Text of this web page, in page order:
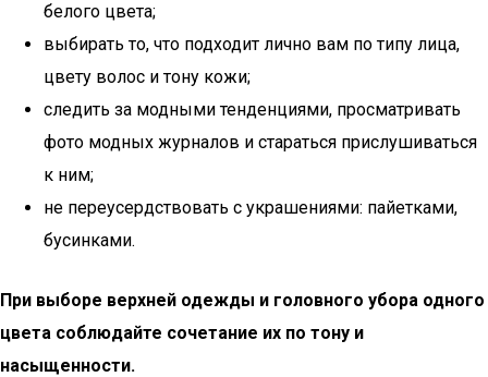
белого цвета;
выбирать то, что подходит лично вам по типу лица,
цвету волос и тону кожи;
следить за модными тенденциями, просматривать
фото модных журналов и стараться прислушиваться
к ним;
не переусердствовать с украшениями: пайетками,
бусинками.
При выборе верхней одежды и головного убора одного
цвета соблюдайте сочетание их по тону и
насыщенности.